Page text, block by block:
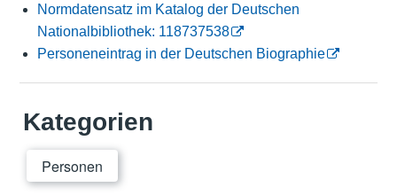
Normdatensatz im Katalog der Deutschen
Nationalbibliothek: 118737538
Personeneintrag in der Deutschen Biographie
Kategorien
Personen